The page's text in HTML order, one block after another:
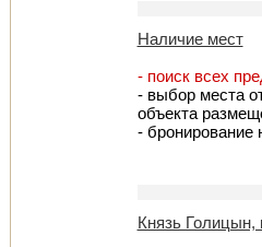
Наличие мест
- поиск всех
- выбор места
объекта
- бронирование
Князь Голицын,